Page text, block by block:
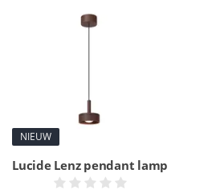
NIEUW
Lucide Lenz pendant lamp